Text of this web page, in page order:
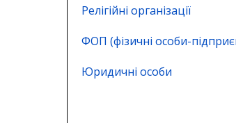
Релігійні організації
ФОП (фізичні особи-
Юридичні особи